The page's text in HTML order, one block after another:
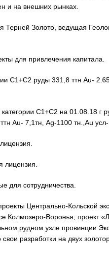
и на внешних рынках.
Терней Золото, ведущая
для привлечения капитала.
С1+С2 руды 331,8 ттн Au-
С1+С2 на 01.08.18 г
Au- 7,1тн, Ag-1100 тн.,Au
лицензия.
для сотрудничества.
Центрально-Кольской
Колмозеро-Воронья; проект
рудном узле провинции
разработки на двух